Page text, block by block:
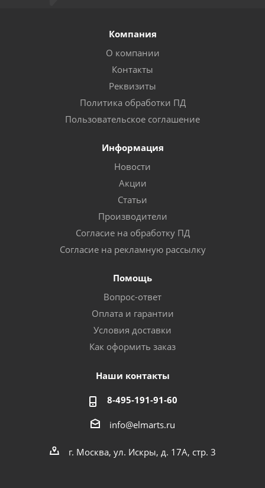
Компания
О компании
Контакты
Реквизиты
Политика обработки ПД
Пользовательское соглашение
Информация
Новости
Акции
Статьи
Производители
Согласие на обработку ПД
Согласие на рекламную рассылку
Помощь
Вопрос-ответ
Оплата и гарантии
Условия доставки
Как оформить заказ
Наши контакты
8-495-191-91-60
info@elmarts.ru
г. Москва, ул. Искры, д. 17А, стр. 3